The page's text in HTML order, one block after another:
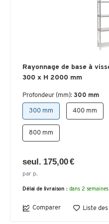
Rayonnage de base à
300 x H 2000 mm
Profondeur (mm): 300 mm
300 mm 400 mm
800 mm
seul. 175,00 €
par p.
Délai de livraison : dans 2 semaines
Comparer Liste